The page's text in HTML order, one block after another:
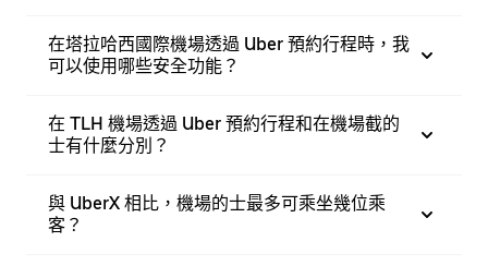
在塔拉哈西國際機場透過 Uber 預約行程時，我
可以使用哪些安全功能？
在 TLH 機場透過 Uber 預約行程和在機場截的
士有什麼分別？
與 UberX 相比，機場的士最多可乘坐幾位乘
客？